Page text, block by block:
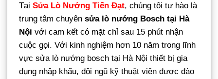
Tại Sửa Lò Nướng Tiến Đạt, chúng tôi tự hào là
trung tâm chuyên sửa lò nướng Bosch tại Hà
Nội với cam kết có mặt chỉ sau 15 phút nhận
cuộc gọi. Với kinh nghiệm hơn 10 năm trong lĩnh
vực sửa lò nướng bosch tại Hà Nội thiết bị gia
dụng nhập khẩu, đội ngũ kỹ thuật viên được đào